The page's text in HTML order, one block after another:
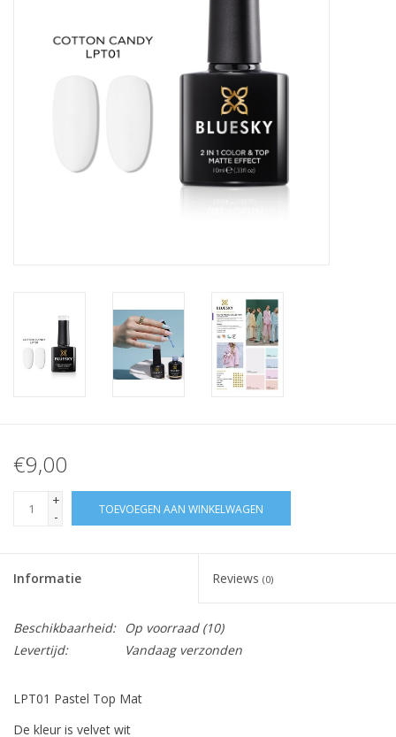
€9,00
+
-
TOEVOEGEN AAN WINKELWAGEN
Informatie Reviews (0)
Beschikbaarheid: Op voorraad(10)
Levertijd:
Vandaag verzonden
LPT01 Pastel Top Mat
De kleur is velvet wit